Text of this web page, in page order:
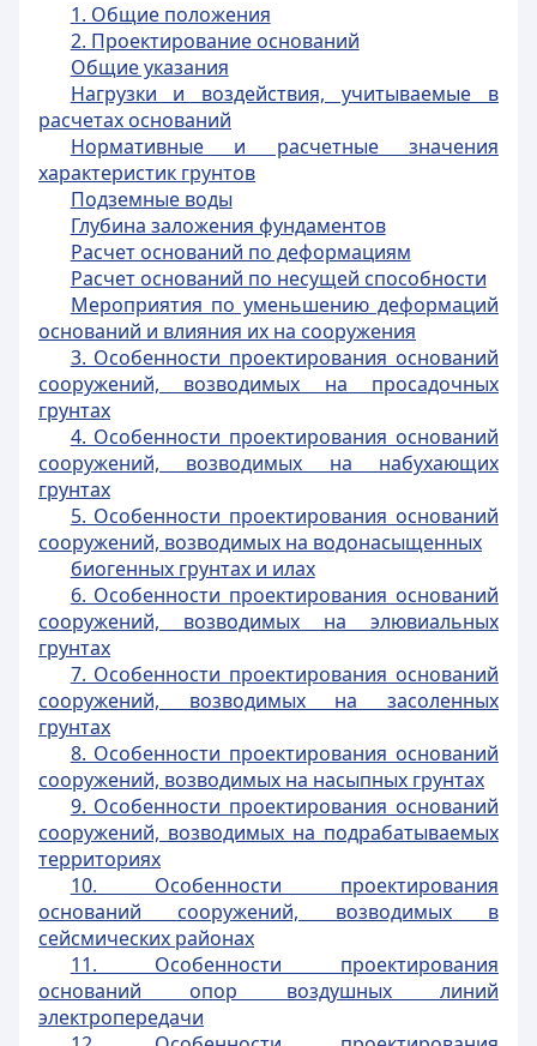
1. Общие положения
2. Проектирование оснований
Общие указания
Нагрузки и воздействия, учитываемые в
расчетах оснований
Нормативные и расчетные значения
характеристик грунтов
Подземные воды
Глубина заложения фундаментов
Расчет оснований по деформациям
Расчет оснований по несущей способности
Мероприятия по уменьшению деформаций
оснований и влияния их на сооружения
3. Особенности проектирования оснований
сооружений, возводимых на просадочных
грунтах
4. Особенности проектирования оснований
сооружений, возводимых на набухающих
грунтах
5. Особенности проектирования оснований
сооружений, возводимых на водонасыщенных
биогенных грунтах и илах
6. Особенности проектирования оснований
сооружений, возводимых на элювиальных
грунтах
7. Особенности проектирования оснований
сооружений, возводимых на засоленных
грунтах
8. Особенности проектирования оснований
сооружений, возводимых на насыпных грунтах
9. Особенности проектирования оснований
сооружений, возводимых на подрабатываемых
территориях
10. Особенности проектирования
оснований сооружений, возводимых в
сейсмических районах
11. Особенности проектирования
оснований опор воздушных линий
электропередачи